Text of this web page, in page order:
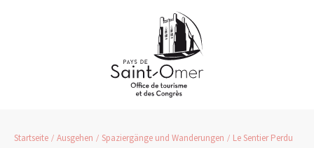
Startseite Ausgehen Spaziergänge und Wanderungen Le Sentier Perdu